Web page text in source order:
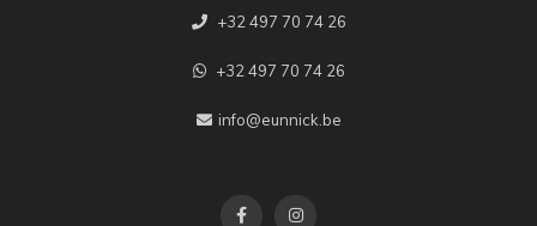
+32 497 70 74 26
+32 497 70 74 26
info@eunnick.be